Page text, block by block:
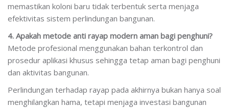
memastikan koloni baru tidak terbentuk serta menjaga
efektivitas sistem perlindungan bangunan.
4. Apakah metode anti rayap modern aman bagi penghuni?
Metode profesional menggunakan bahan terkontrol dan
prosedur aplikasi khusus sehingga tetap aman bagi penghuni
dan aktivitas bangunan.
Perlindungan terhadap rayap pada akhirnya bukan hanya soal
menghilangkan hama, tetapi menjaga investasi bangunan